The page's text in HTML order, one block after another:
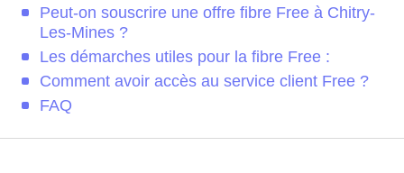
Peut-on souscrire une offre fibre Free à Chitry-
Les-Mines ?
Les démarches utiles pour la fibre Free :
Comment avoir accès au service client Free ?
FAQ